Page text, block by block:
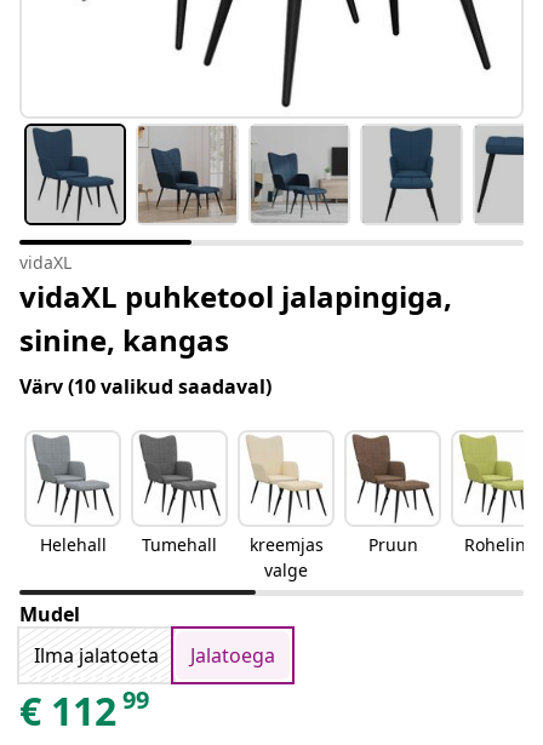
vidaXL
vidaXL puhketool jalapingiga,
sinine, kangas
Värv(10 valikud saadaval)
Helehall Tumehall
kreemjas
valge
Pruun Roheline
Mudel
Ilma jalatoeta
Jalatoega
€ 11299